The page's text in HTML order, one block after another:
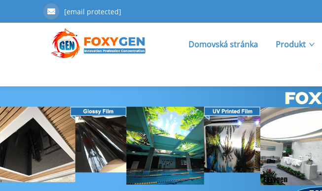
[email protected]
Domovská stránka Produkt